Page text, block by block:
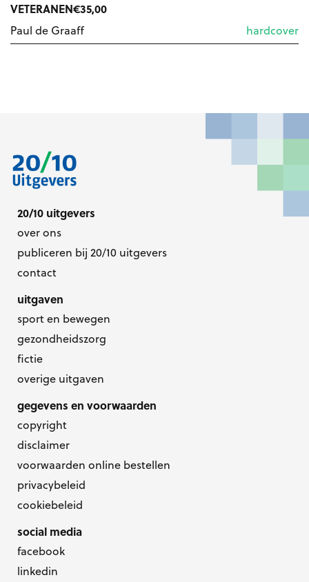
VETERANEN€35,00
Paul de Graaff
hardcover
20/10 uitgevers
over ons
publiceren bij 20/10 uitgevers
contact
uitgaven
sport en bewegen
gezondheidszorg
fictie
overige uitgaven
gegevens en voorwaarden
copyright
disclaimer
voorwaarden online bestellen
privacybeleid
cookiebeleid
social media
facebook
linkedin